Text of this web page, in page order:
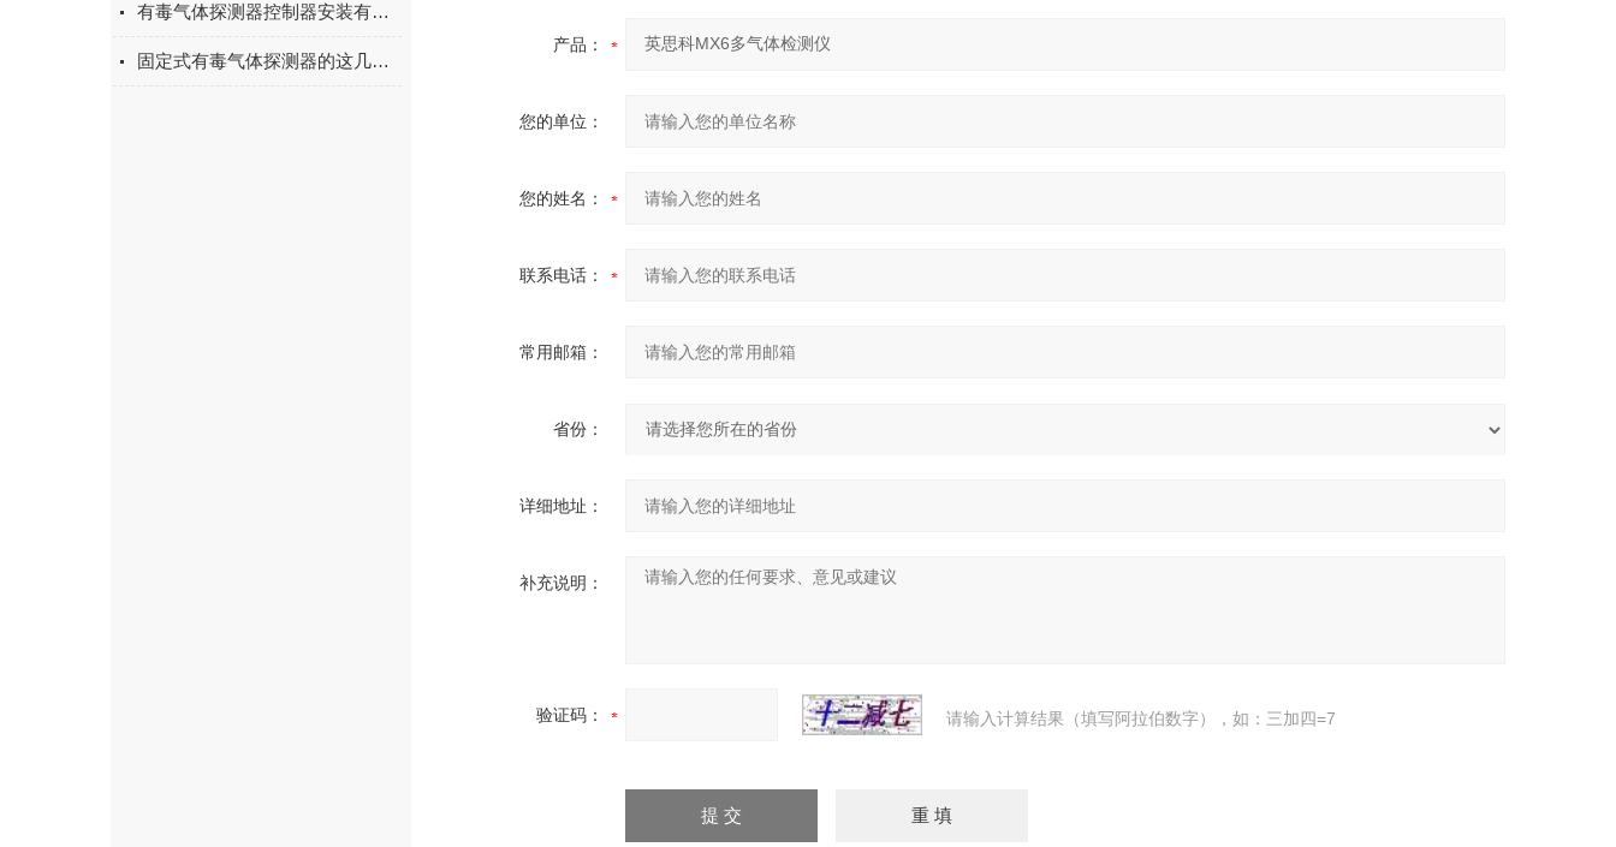
有毒气体探测器控制器安装有诀窍，看完再操作
固定式有毒气体探测器的这几项检测内容你了解吗？
产品：
您的单位：
您的姓名：
联系电话：
常用邮箱：
省份：
详细地址：
补充说明：
验证码： 请输入计算结果（填写阿拉伯数字），如：三加四=7